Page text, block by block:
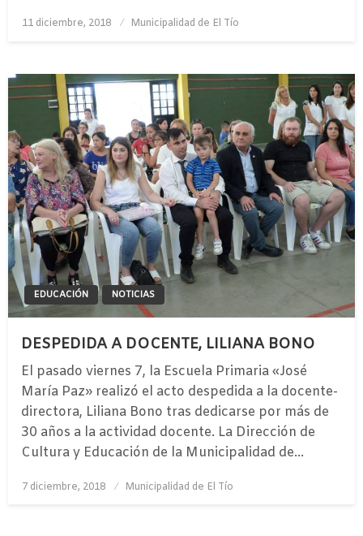
Publicado
11 diciembre, 2018 Municipalidad de El Tío
EDUCACIÓN NOTICIAS
DESPEDIDA A DOCENTE, LILIANA BONO
El pasado viernes 7, la Escuela Primaria «José
María Paz» realizó el acto despedida a la docente-
directora, Liliana Bono tras dedicarse por más de
30 años a la actividad docente. La Dirección de
Cultura y Educación de la Municipalidad de…
Publicado
7 diciembre, 2018 Municipalidad de El Tío